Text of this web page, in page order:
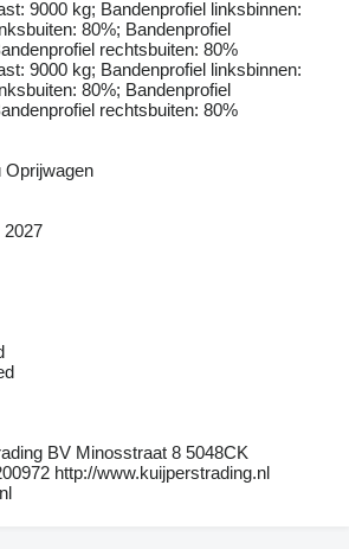
9000 kg; Bandenprofiel linksbinnen:
80%; Bandenprofiel
rechtsbuiten: 80%
9000 kg; Bandenprofiel linksbinnen:
80%; Bandenprofiel
rechtsbuiten: 80%
Oprijwagen
2027
BV Minosstraat 8 5048CK
http://www.kuijperstrading.nl